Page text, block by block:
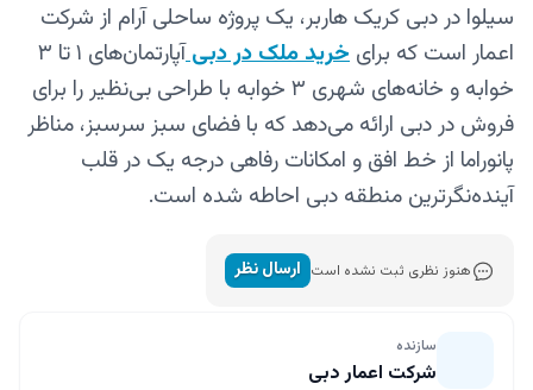
سیلوا در دبی کریک هاربر، یک پروژه ساحلی آرام از شرکت
اعمار است که برای خرید ملک در دبی
آپارتمان‌های ۱ تا ۳
خوابه و خانه‌های شهری ۳ خوابه با طراحی بی‌نظیر را برای
فروش در دبی ارائه می‌دهد که با فضای سبز سرسبز، مناظر
پانوراما از خط افق و امکانات رفاهی درجه یک در قلب
آینده‌نگرترین منطقه دبی احاطه شده است.
هنوز نظری ثبت نشده است ارسال نظر
سازنده
شرکت اعمار دبی